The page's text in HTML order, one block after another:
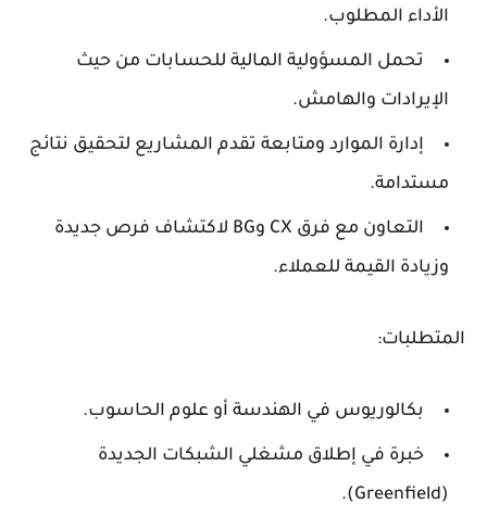
الأداء المطلوب.
تحمل المسؤولية المالية للحسابات من حيث
الإيرادات والهامش.
إدارة الموارد ومتابعة تقدم المشاريع لتحقيق نتائج
مستدامة.
التعاون مع فرق CX وBG لاكتشاف فرص جديدة
وزيادة القيمة للعملاء.
المتطلبات:
بكالوريوس في الهندسة أو علوم الحاسوب.
خبرة في إطلاق مشغلي الشبكات الجديدة
(Greenfield)
.